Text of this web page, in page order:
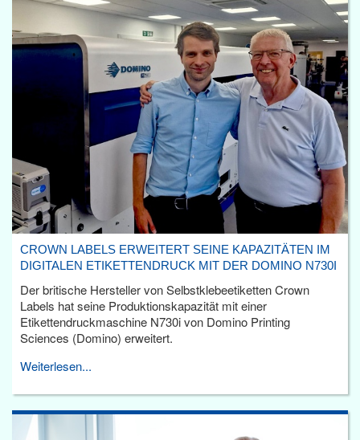
CROWN LABELS ERWEITERT SEINE KAPAZITÄTEN IM
DIGITALEN ETIKETTENDRUCK MIT DER DOMINO N730I
Der britische Hersteller von Selbstklebeetiketten Crown
Labels hat seine Produktionskapazität mit einer
Etikettendruckmaschine N730i von Domino Printing
Sciences (Domino) erweitert.
Weiterlesen...